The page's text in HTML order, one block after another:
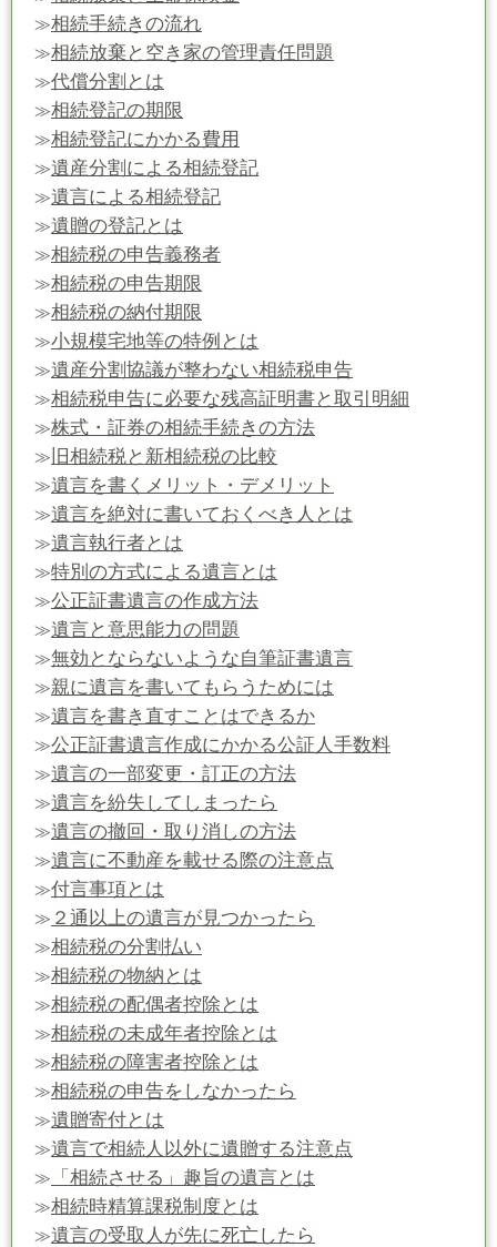
≫相続手続きの流れ
≫相続放棄と空き家の管理責任問題
≫代償分割とは
≫相続登記の期限
≫相続登記にかかる費用
≫遺産分割による相続登記
≫遺言による相続登記
≫遺贈の登記とは
≫相続税の申告義務者
≫相続税の申告期限
≫相続税の納付期限
≫小規模宅地等の特例とは
≫遺産分割協議が整わない相続税申告
≫相続税申告に必要な残高証明書と取引明細
≫株式・証券の相続手続きの方法
≫ 旧相続税と新相続税の比較
≫遺言を書くメリット・デメリット
≫遺言を絶対に書いておくべき人とは
≫遺言執行者とは
≫特別の方式による遺言とは
≫公正証書遺言の作成方法
≫遺言と意思能力の問題
≫無効とならないような自筆証書遺言
≫親に遺言を書いてもらうためには
≫遺言を書き直すことはできるか
≫公正証書遺言作成にかかる公証人手数料
≫遺言の一部変更・訂正の方法
≫遺言を紛失してしまったら
≫遺言の撤回・取り消しの方法
≫遺言に不動産を載せる際の注意点
≫付言事項とは
≫ ２通以上の遺言が見つかったら
≫相続税の分割払い
≫相続税の物納とは
≫相続税の配偶者控除とは
≫相続税の未成年者控除とは
≫相続税の障害者控除とは
≫相続税の申告をしなかったら
≫遺贈寄付とは
≫遺言で相続人以外に遺贈する注意点
≫ 「相続させる」趣旨の遺言とは
≫相続時精算課税制度とは
≫遺言の受取人が先に死亡したら